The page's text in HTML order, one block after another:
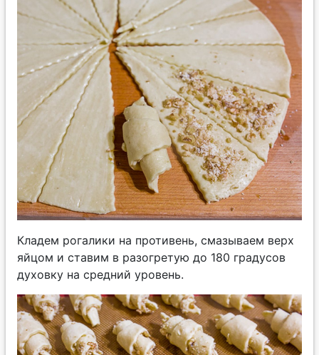
Кладем рогалики на противень, смазываем верх
яйцом и ставим в разогретую до 180 градусов
духовку на средний уровень.